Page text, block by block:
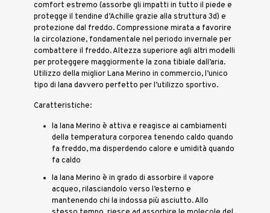
comfort estremo (assorbe gli impatti in tutto il piede e
protegge il tendine d’Achille grazie alla struttura 3d) e
protezione dal freddo. Compressione mirata a favorire
la circolazione, fondamentale nel periodo invernale per
combattere il freddo. Altezza superiore agli altri modelli
per proteggere maggiormente la zona tibiale dall’aria.
Utilizzo della miglior Lana Merino in commercio, l’unico
tipo di lana davvero perfetto per l’utilizzo sportivo.
Caratteristiche:
la lana Merino è attiva e reagisce ai cambiamenti
della temperatura corporea tenendo caldo quando
fa freddo, ma disperdendo calore e umidità quando
fa caldo
la lana Merino è in grado di assorbire il vapore
acqueo, rilasciandolo verso l’esterno e
mantenendo chi la indossa più asciutto. Allo